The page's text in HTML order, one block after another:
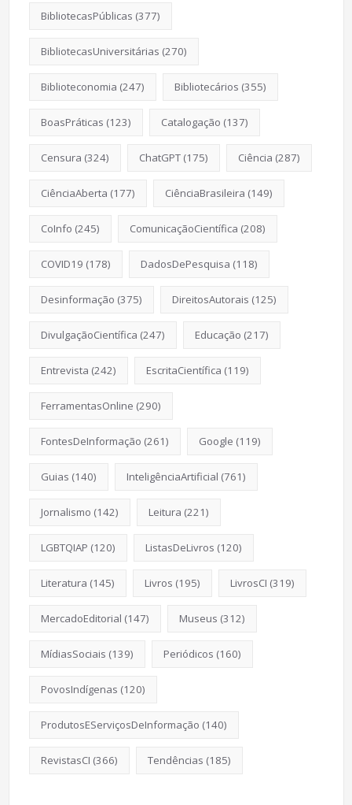
BibliotecasPúblicas (377)
BibliotecasUniversitárias (270)
Biblioteconomia (247) Bibliotecários (355)
BoasPráticas (123) Catalogação (137)
Censura (324) ChatGPT(175) Ciência (287)
CiênciaAberta (177) CiênciaBrasileira (149)
CoInfo (245) ComunicaçãoCientífica (208)
COVID19 (178) DadosDePesquisa (118)
Desinformação (375) DireitosAutorais (125)
DivulgaçãoCientífica (247) Educação (217)
Entrevista (242) EscritaCientífica (119)
FerramentasOnline (290)
FontesDeInformação (261) Google (119)
Guias (140) InteligênciaArtificial (761)
Jornalismo (142) Leitura (221)
LGBTQIAP (120) ListasDeLivros (120)
Literatura (145) Livros (195) LivrosCI (319)
MercadoEditorial (147) Museus (312)
MídiasSociais (139) Periódicos (160)
PovosIndígenas (120)
ProdutosEServiçosDeInformação (140)
RevistasCI (366) Tendências (185)